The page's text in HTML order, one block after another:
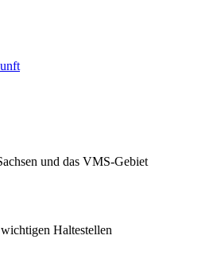
und das VMS-Gebiet
Haltestellen